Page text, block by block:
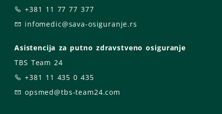
+381 11 77 77 377
infomedic@sava-osiguranje.rs
Asistencija za putno zdravstveno osiguranje
TBS Team 24
+381 11 435 0 435
opsmed@tbs-team24.com